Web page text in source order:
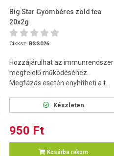
Big Star Gyömbéres zöld tea
20x2g
Cikksz. BSS026
Hozzájárulhat az immunrendszer
megfelelő működéséhez.
Megfázás esetén enyhítheti a t...
Készleten
950 Ft
Kosárba rakom